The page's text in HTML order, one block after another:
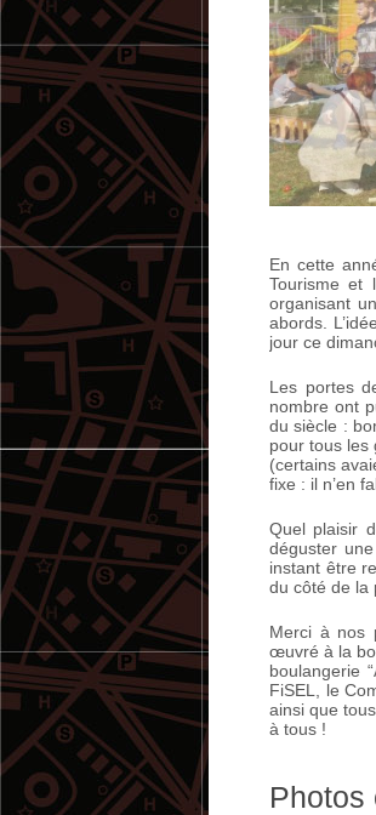
En cette
Tourisme et
organisant
abords.
jour ce
Les portes
nombre ont
du siècle :
pour tous les
(certains
fixe : il n’en
Quel plaisir
déguster
instant être
du côté de la
Merci à nos
œuvré à la
boulangerie
FiSEL, le
ainsi que
à tous !
Photos